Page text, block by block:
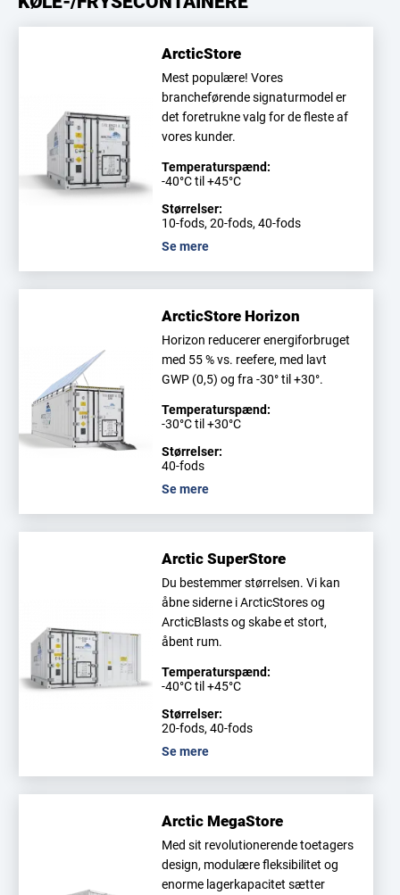
ArcticStore
Mest populære! Vores
brancheførende signaturmodel er
det foretrukne valg for de fleste af
vores kunder.
Temperaturspænd:
-40°C til +45°C
Størrelser:
10-fods, 20-fods, 40-fods
Se mere
ArcticStore Horizon
Horizon reducerer energiforbruget
med 55 % vs. reefere, med lavt
GWP (0,5) og fra -30° til +30°.
Temperaturspænd:
-30°C til +30°C
Størrelser:
40-fods
Se mere
Arctic SuperStore
Du bestemmer størrelsen. Vi kan
åbne siderne i ArcticStores og
ArcticBlasts og skabe et stort,
åbent rum.
Temperaturspænd:
-40°C til +45°C
Størrelser:
20-fods, 40-fods
Se mere
Arctic MegaStore
Med sit revolutionerende toetagers
design, modulære fleksibilitet og
enorme lagerkapacitet sætter